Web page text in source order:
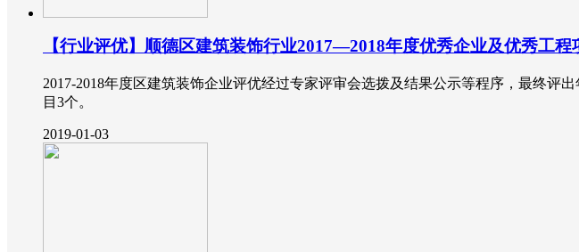
【行业评优】顺德区建筑装饰行业2017—2018年度优秀企业及优秀工程
2017-2018年度区建筑装饰企业评优经过专家评审会选拨及结果公示等程序，最终评
目3个。
2019-01-03